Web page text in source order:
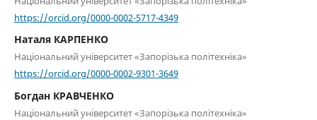
https://orcid.org/0000-0002-5717-4349
Наталя КАРПЕНКО
Національний університет «Запорізька політехніка»
https://orcid.org/0000-0002-9301-3649
Богдан КРАВЧЕНКО
Національний університет «Запорізька політехніка»